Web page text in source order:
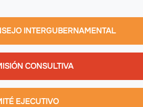
principal
INTERGUBERNAMENTAL
CONSULTIVA
EJECUTIVO